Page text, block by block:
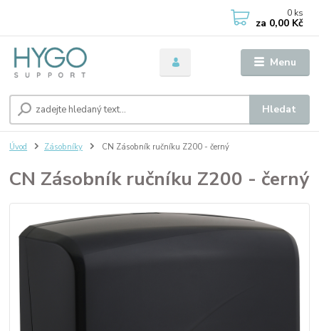
Menu
Hledat
0 ks
za 0,00 Kč
Úvod Zásobníky CN Zásobník ručníku Z200 - černý
CN Zásobník ručníku Z200 - černý